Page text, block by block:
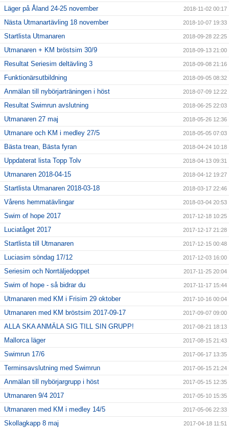
Läger på Åland 24-25 november 2018-11-02 00:17
Nästa Utmanartävling 18 november 2018-10-07 19:33
Startlista Utmanaren 2018-09-28 22:25
Utmanaren + KM bröstsim 30/9 2018-09-13 21:00
Resultat Seriesim deltävling 3 2018-09-08 21:16
Funktionärsutbildning 2018-09-05 08:32
Anmälan till nybörjarträningen i höst 2018-07-09 12:22
Resultat Swimrun avslutning 2018-06-25 22:03
Utmanaren 27 maj 2018-05-26 12:36
Utmanare och KM i medley 27/5 2018-05-05 07:03
Bästa trean, Bästa fyran 2018-04-24 10:18
Uppdaterat lista Topp Tolv 2018-04-13 09:31
Utmanaren 2018-04-15 2018-04-12 19:27
Startlista Utmanaren 2018-03-18 2018-03-17 22:46
Vårens hemmatävlingar 2018-03-04 20:53
Swim of hope 2017 2017-12-18 10:25
Luciatåget 2017 2017-12-17 21:28
Startlista till Utmanaren 2017-12-15 00:48
Luciasim söndag 17/12 2017-12-03 16:00
Seriesim och Norrtäljedoppet 2017-11-25 20:04
Swim of hope - så bidrar du 2017-11-17 15:44
Utmanaren med KM i Frisim 29 oktober 2017-10-16 00:04
Utmanaren med KM bröstsim 2017-09-17 2017-09-07 09:00
ALLA SKA ANMÄLA SIG TILL SIN GRUPP! 2017-08-21 18:13
Mallorca läger 2017-08-15 21:43
Swimrun 17/6 2017-06-17 13:35
Terminsavslutning med Swimrun 2017-06-15 21:24
Anmälan till nybörjargrupp i höst 2017-05-15 12:35
Utmanaren 9/4 2017 2017-05-10 15:35
Utmanaren med KM i medley 14/5 2017-05-06 22:33
Skollagkapp 8 maj 2017-04-18 11:51